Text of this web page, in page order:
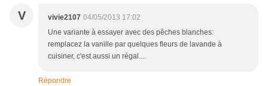
V vivie2107 04/05/2013 17:02
Une variante à essayer avec des pêches blanches:
remplacez la vanille par quelques fleurs de lavande à
cuisiner, c'est aussi un régal....
Répondre